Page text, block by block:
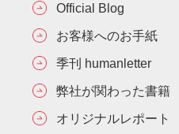
Official Blog
お客様へのお手紙
季刊 humanletter
弊社が関わった書籍
オリジナルレポート